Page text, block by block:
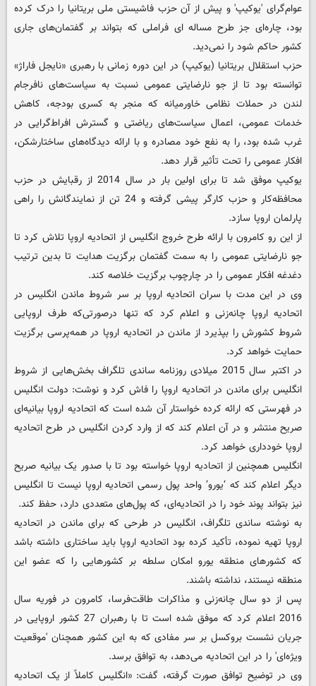
عوام‌گرای 'یوکیپ' و پیش از آن حزب فاشیستی ملی بریتانیا را درک کرده
بود، چاره‌ای جز طرح مساله ای فراملی که بتواند بر گفتمان‌های جاری
کشور حاکم شود را نمی‌دید.
حزب استقلال بریتانیا (یوکیپ) در این دوره زمانی با رهبری «نایجل فاراژ»
توانسته بود تا از جو نارضایتی عمومی نسبت به سیاست‌های نافرجام
لندن در حملات نظامی خاورمیانه که منجر به کسری بودجه، کاهش
خدمات عمومی، اعمال سیاست‌های ریاضتی و گسترش افراط‌گرایی در
غرب شده بود، را به نفع خود مصادره و با ارائه دیدگاه‌های ساختارشکن،
افکار عمومی را تحت تأثیر قرار دهد.
یوکیپ موفق شد تا برای اولین بار در سال 2014 از رقبایش در حزب
محافظه‌کار و حزب کارگر پیشی گرفته و 24 تن از نمایندگانش را راهی
پارلمان اروپا سازد.
از این رو کامرون با ارائه طرح خروج انگلیس از اتحادیه اروپا تلاش کرد تا
جو نارضایتی عمومی را به سمت گفتمان برگزیت هدایت تا بدین ترتیب
دغدغه افکار عمومی را در چارچوب برگزیت خلاصه کند.
وی در این مدت با سران اتحادیه اروپا بر سر شروط ماندن انگلیس در
اتحادیه اروپا چانه‌زنی و اعلام کرد که تنها درصورتی‌که طرف اروپایی
شروط کشورش را بپذیرد از ماندن در اتحادیه اروپا در همه‌پرسی برگزیت
حمایت خواهد کرد.
در اکتبر سال 2015 میلادی روزنامه ساندی تلگراف بخش‌هایی از شروط
انگلیس برای ماندن در اتحادیه اروپا را فاش کرد و نوشت: دولت انگلیس
در فهرستی که ارائه کرده خواستار آن شده است که اتحادیه اروپا بیانیه‌ای
صریح منتشر و در آن اعلام کند که از وارد کردن انگلیس در طرح اتحادیه
اروپا خودداری خواهد کرد.
انگلیس همچنین از اتحادیه اروپا خواسته بود تا با صدور یک بیانیه صریح
دیگر اعلام کند که ‘یورو’ واحد پول رسمی اتحادیه اروپا نیست تا انگلیس
نیز بتواند پوند خود را در اتحادیه‌ای، که پول‌های متعددی دارد، حفظ کند.
به نوشته ساندی تلگراف، انگلیس در طرحی که برای ماندن در اتحادیه
اروپا تهیه نموده، تأکید کرده بود اتحادیه اروپا باید ساختاری داشته باشد
که کشورهای منطقه یورو امکان سلطه بر کشورهایی را که عضو این
منطقه نیستند، نداشته باشند.
پس از دو سال چانه‌زنی و مذاکرات طاقت‌فرسا، کامرون در فوریه سال
2016 اعلام کرد که موفق شده است تا با رهبران 27 کشور اروپایی در
جریان نشست بروکسل بر سر مفادی که به این کشور همچنان 'موقعیت
ویژه‌ای' را در این اتحادیه می‌دهد، به توافق برسد.
وی در توضیح توافق صورت گرفته، گفت: «انگلیس کاملاً از یک اتحادیه